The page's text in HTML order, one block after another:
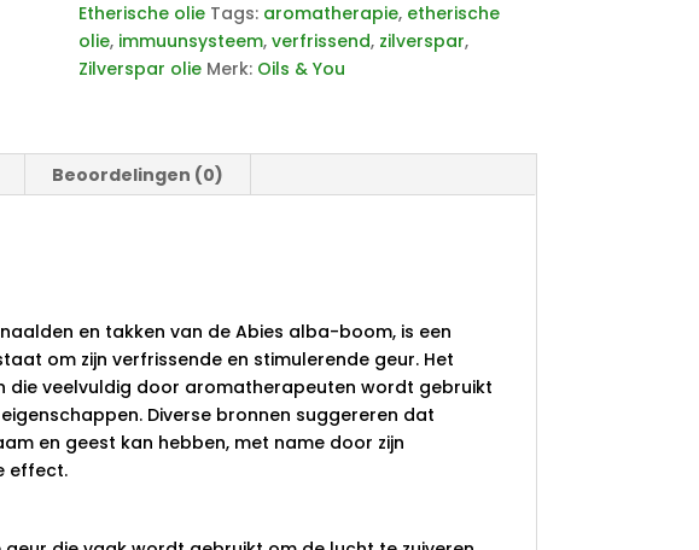
Etherische olie Tags: aromatherapie, etherische
olie, immuunsysteem, verfrissend, zilverspar,
Zilverspar olie Merk: Oils & You
Beoordelingen (0)
en takken van de Abies alba-boom, is een
om zijn verfrissende en stimulerende geur. Het
die veelvuldig door aromatherapeuten wordt gebruikt
Diverse bronnen suggereren dat
en geest kan hebben, met name door zijn
effect.